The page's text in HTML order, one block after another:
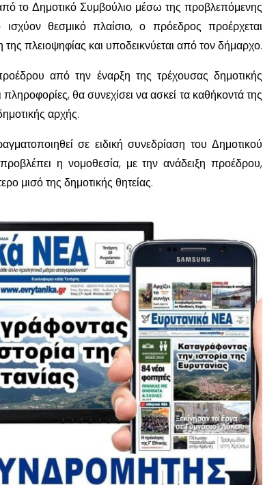
το Δημοτικό Συμβούλιο μέσω της προβλεπόμενης
θεσμικό πλαίσιο, ο πρόεδρος προέρχεται
πλειοψηφίας και υποδεικνύεται από τον δήμαρχο.
από την έναρξη της τρέχουσας δημοτικής
θα συνεχίσει να ασκεί τα καθήκοντά της
αρχής.
σε ειδική συνεδρίαση του Δημοτικού
η νομοθεσία, με την ανάδειξη προέδρου,
μισό της δημοτικής θητείας.